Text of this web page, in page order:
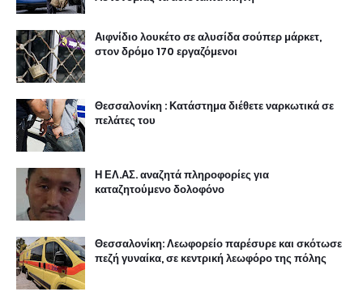
Αιφνίδιο λουκέτο σε αλυσίδα σούπερ μάρκετ,
στον δρόμο 170 εργαζόμενοι
Θεσσαλονίκη : Κατάστημα διέθετε ναρκωτικά σε
πελάτες του
Η ΕΛ.ΑΣ. αναζητά πληροφορίες για
καταζητούμενο δολοφόνο
Θεσσαλονίκη: Λεωφορείο παρέσυρε και σκότωσε
πεζή γυναίκα, σε κεντρική λεωφόρο της πόλης